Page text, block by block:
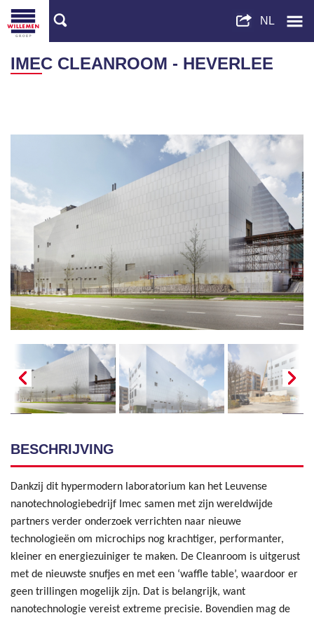
IMEC CLEANROOM - HEVERLEE
BESCHRIJVING
Dankzij dit hypermodern laboratorium kan het Leuvense
nanotechnologiebedrijf Imec samen met zijn wereldwijde
partners verder onderzoek verrichten naar nieuwe
technologieën om microchips nog krachtiger, performanter,
kleiner en energiezuiniger te maken. De Cleanroom is uitgerust
met de nieuwste snufjes en met een ‘waffle table’, waardoor er
geen trillingen mogelijk zijn. Dat is belangrijk, want
nanotechnologie vereist extreme precisie. Bovendien mag de